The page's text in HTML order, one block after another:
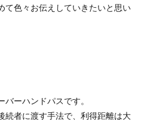
シュートの飛距離を伸ばす方法
きにはフォームを見直す機会かもしれま
て色々お伝えしていきたいと思い
ーハンドパスです。
続者に渡す手法で、利得距離は大